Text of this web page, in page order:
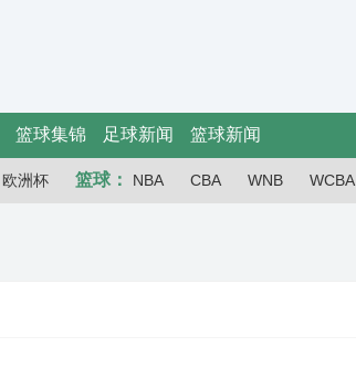
篮球集锦 足球新闻 篮球新闻
欧洲杯 篮球： NBA CBA WNB WCBA